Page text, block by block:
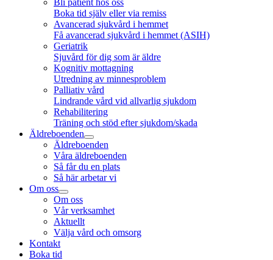
Boka tid själv eller via remiss
Avancerad sjukvård i hemmet
Få avancerad sjukvård i hemmet (ASIH)
Geriatrik
Sjuvård för dig som är äldre
Kognitiv mottagning
Utredning av minnesproblem
Palliativ vård
Lindrande vård vid allvarlig sjukdom
Rehabilitering
Träning och stöd efter sjukdom/skada
Äldreboenden
Äldreboenden
Våra äldreboenden
Så får du en plats
Så här arbetar vi
Om oss
Om oss
Vår verksamhet
Aktuellt
Välja vård och omsorg
Kontakt
Boka tid